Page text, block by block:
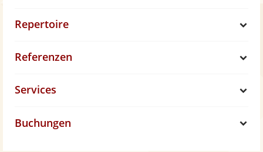
Repertoire
Referenzen
Services
Buchungen